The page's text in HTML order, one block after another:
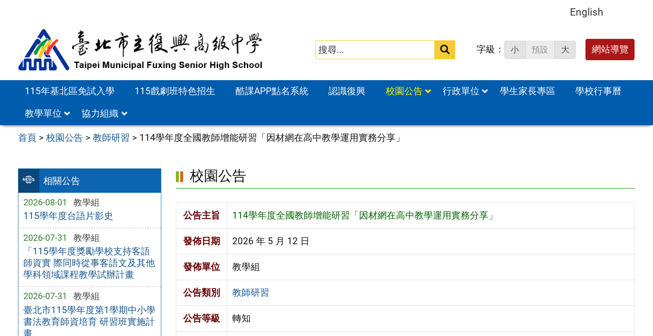
English
搜
字級： 小 預設 大 網站導覽
115年基北區免試入學 115戲劇班特色招生 酷課APP點名系統 認識復興 校園公告 行政單位 學生家長專區
學校行事曆
教學單位
協力組織
首頁 >校園公告 >教師研習 > 114學年度全國教師增能研習「因材網在高中教學運用實務分享」
相關公告
2026-08-01 教學組
115學年度台語片影史
2026-07-31 教學組
「115學年度獎勵學校支持客語
師資實 際同時從事客語文及其他
學科領域課程教學試辦計畫
2026-07-31 教學組
臺北市115學年度第1學期中小學
書法教育師資培育 研習班實施計
畫
校園公告
公告主旨 114學年度全國教師增能研習「因材網在高中教學運用實務分享」
發佈日期 2026 年 5 月 12 日
發佈單位 教學組
公告類別 教師研習
公告等級 轉知